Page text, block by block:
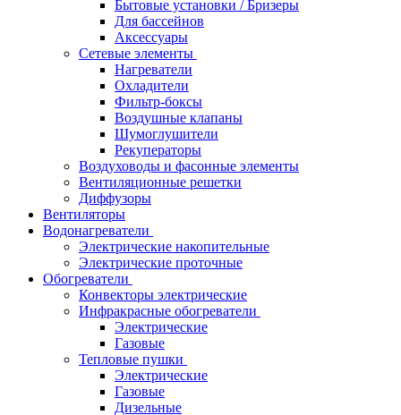
Бытовые установки / Бризеры
Для бассейнов
Аксессуары
Сетевые элементы
Нагреватели
Охладители
Фильтр-боксы
Воздушные клапаны
Шумоглушители
Рекуператоры
Воздуховоды и фасонные элементы
Вентиляционные решетки
Диффузоры
Вентиляторы
Водонагреватели
Электрические накопительные
Электрические проточные
Обогреватели
Конвекторы электрические
Инфракрасные обогреватели
Электрические
Газовые
Тепловые пушки
Электрические
Газовые
Дизельные